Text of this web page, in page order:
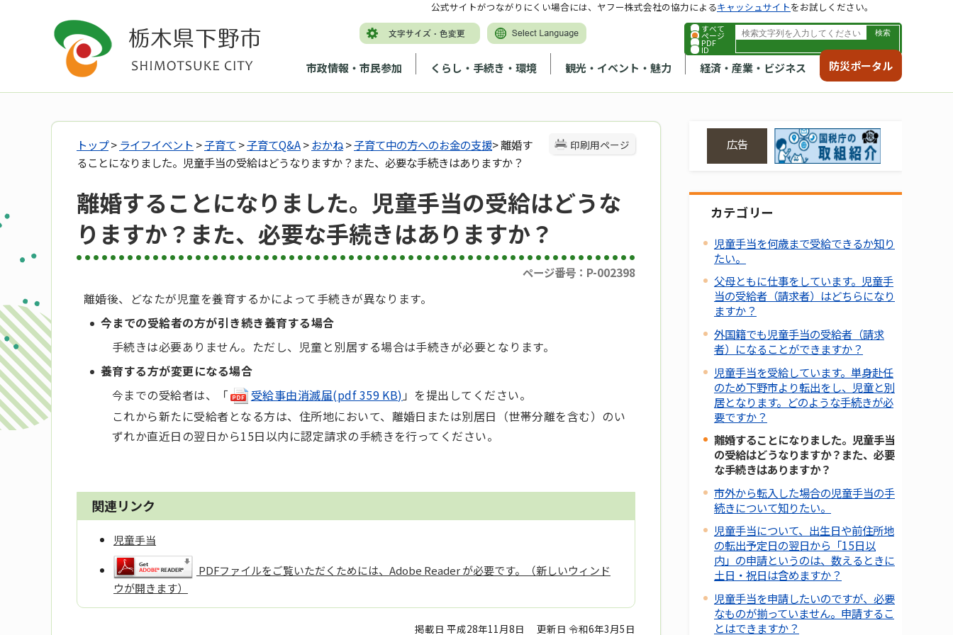
すべて
ページ
PDF
ID
市政情報・市民参加 くらし・手続き・環境 観光・イベント・魅力 経済・産業・ビジネス 防災ポータル
公式サイトがつながりにくい場合には、ヤフー株式会社の協力によるキャッシュサイトをお試しください。
印刷用ページ
トップ> ライフイベント >子育て >子育てQ&A>おかね>子育て中の方へのお金の支援> 離婚す
ることになりました。児童手当の受給はどうなりますか？また、必要な手続きはありますか？
離婚することになりました。児童手当の受給はどうな
りますか？また、必要な手続きはありますか？
ページ番号：P-002398
離婚後、どなたが児童を養育するかによって手続きが異なります。
今までの受給者の方が引き続き養育する場合
手続きは必要ありません。ただし、児童と別居する場合は手続きが必要となります。
養育する方が変更になる場合
今までの受給者は、「
受給事由消滅届(pdf 359 KB) 」を提出してください。
これから新たに受給者となる方は、住所地において、離婚日または別居日（世帯分離を含む）のい
ずれか直近日の翌日から15日以内に認定請求の手続きを行ってください。
関連リンク
児童手当
PDFファイルをご覧いただくためには、Adobe Reader が必要です。（新しいウィンド
ウが開きます）
掲載日 平成28年11月8日 更新日 令和6年3月5日
広告
カテゴリー
児童手当を何歳まで受給できるか知り
たい。
父母ともに仕事をしています。児童手
当の受給者（請求者）はどちらになり
ますか？
外国籍でも児童手当の受給者（請求
者）になることができますか？
児童手当を受給しています。単身赴任
のため下野市より転出をし、児童と別
居となります。どのような手続きが必
要ですか？
離婚することになりました。児童手当
の受給はどうなりますか？また、必要
な手続きはありますか？
市外から転入した場合の児童手当の手
続きについて知りたい。
児童手当について、出生日や前住所地
の転出予定日の翌日から「15日以
内」の申請というのは、数えるときに
土日・祝日は含めますか？
児童手当を申請したいのですが、必要
なものが揃っていません。申請するこ
とはできますか？